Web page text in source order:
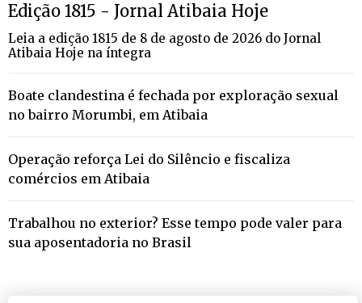
Edição 1815 - Jornal Atibaia Hoje
Leia a edição 1815 de 8 de agosto de 2026 do Jornal
Atibaia Hoje na íntegra
Boate clandestina é fechada por exploração sexual
no bairro Morumbi, em Atibaia
Operação reforça Lei do Silêncio e fiscaliza
comércios em Atibaia
Trabalhou no exterior? Esse tempo pode valer para
sua aposentadoria no Brasil